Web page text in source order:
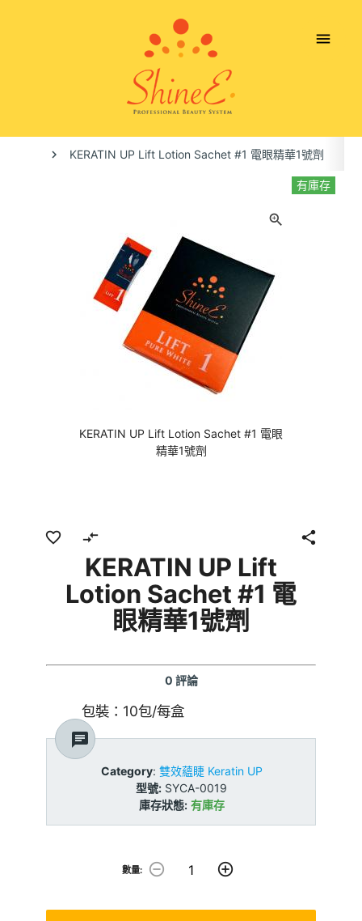
menu
KERATIN UP Lift Lotion Sachet #1 電眼精華1號劑
有庫存
KERATIN UP Lift Lotion Sachet #1 電眼
精華1號劑
favorite_border compare_arrows share
KERATIN UP Lift
Lotion Sachet #1 電
眼精華1號劑
0 評論
包裝：10包/每盒
chat
Category: 雙效蘊睫 Keratin UP
型號: SYCA-0019
庫存狀態: 有庫存
數量: remove_circle_outline add_circle_outline